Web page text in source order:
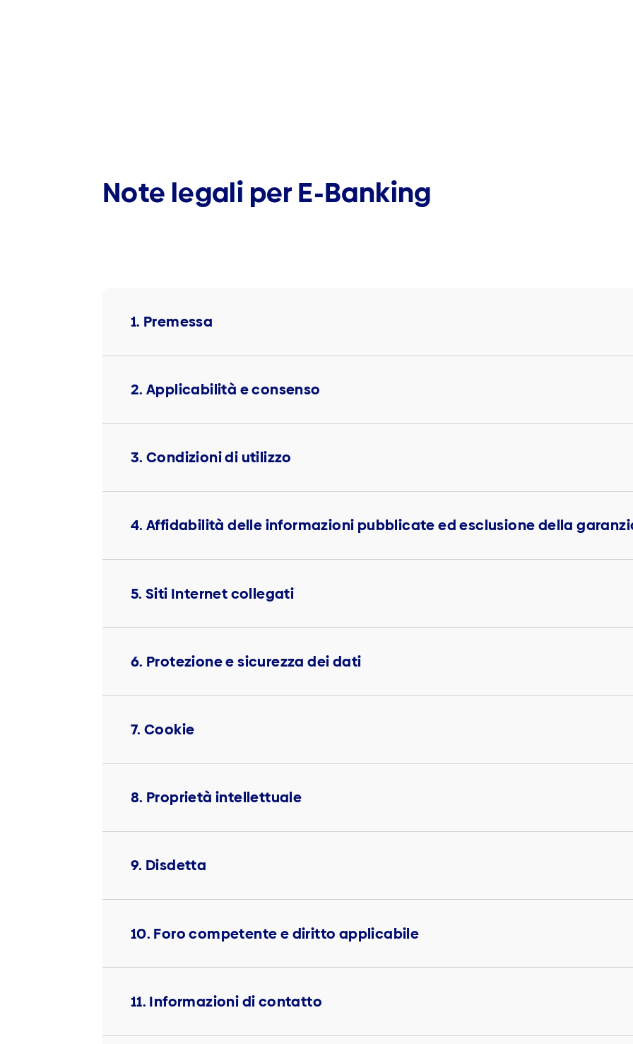
Note legali per E-Banking
1. Premessa
2. Applicabilità e consenso
3. Condizioni di utilizzo
4. Affidabilità delle informazioni pubblicate ed esclusione della
5. Siti Internet collegati
6. Protezione e sicurezza dei dati
7. Cookie
8. Proprietà intellettuale
9. Disdetta
10. Foro competente e diritto applicabile
11. Informazioni di contatto